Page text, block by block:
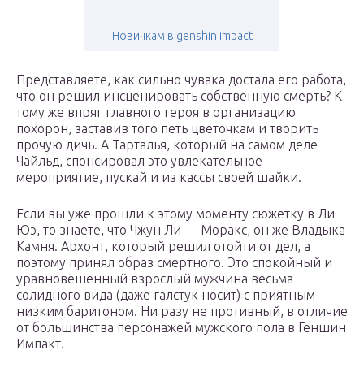
Новичкам в genshin impact
Представляете, как сильно чувака достала его работа,
что он решил инсценировать собственную смерть? К
тому же впряг главного героя в организацию
похорон, заставив того петь цветочкам и творить
прочую дичь. А Тарталья, который на самом деле
Чайльд, спонсировал это увлекательное
мероприятие, пускай и из кассы своей шайки.
Если вы уже прошли к этому моменту сюжетку в Ли
Юэ, то знаете, что Чжун Ли — Моракс, он же Владыка
Камня. Архонт, который решил отойти от дел, а
поэтому принял образ смертного. Это спокойный и
уравновешенный взрослый мужчина весьма
солидного вида (даже галстук носит) с приятным
низким баритоном. Ни разу не противный, в отличие
от большинства персонажей мужского пола в Геншин
Импакт.